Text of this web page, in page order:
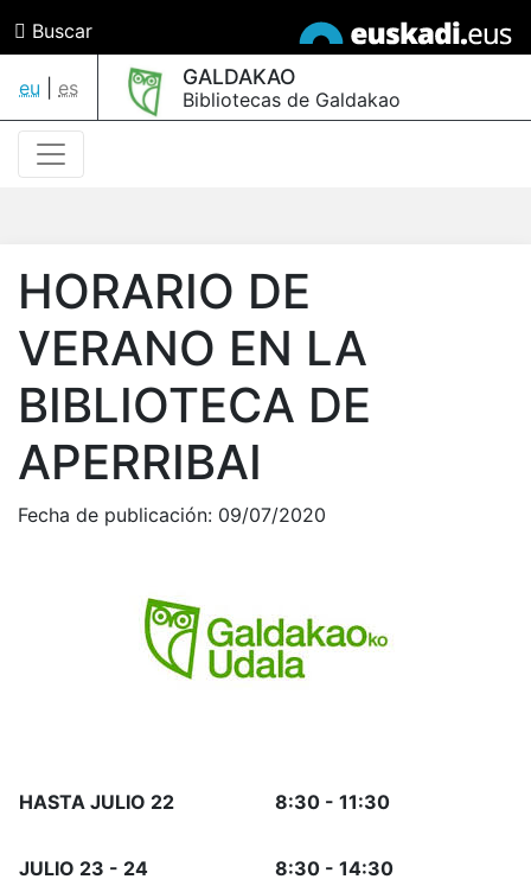
Buscar
eu es GALDAKAO
Bibliotecas de Galdakao
HORARIO DE
VERANO EN LA
BIBLIOTECA DE
APERRIBAI
Fecha de publicación: 09/07/2020
HASTA JULIO 22 8:30 - 11:30
JULIO 23 - 24 8:30 - 14:30